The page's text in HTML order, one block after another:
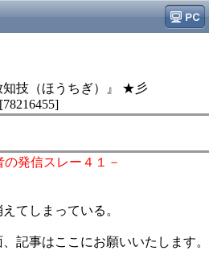
技（ほうちぎ）』 ★彡
[78216455]
発信スレー４１－
てしまっている。
記事はここにお願いいたします。